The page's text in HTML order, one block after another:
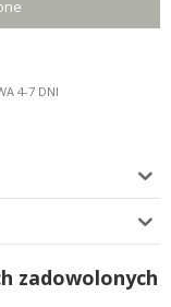
4-7 DNI
zadowolonych